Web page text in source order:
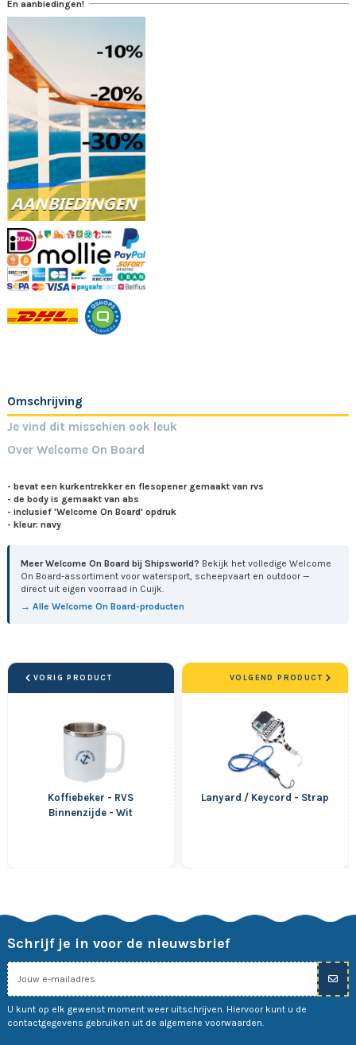
En aanbiedingen!
Omschrijving
Je vind dit misschien ook leuk
Over Welcome On Board
- bevat een kurkentrekker en flesopener gemaakt van rvs
- de body is gemaakt van abs
- inclusief 'Welcome On Board' opdruk
- kleur: navy
Meer Welcome On Board bij Shipsworld? Bekijk het volledige Welcome
On Board-assortiment voor watersport, scheepvaart en outdoor —
direct uit eigen voorraad in Cuijk.
→ Alle Welcome On Board-producten
VORIG PRODUCT
Koffiebeker - RVS
Binnenzijde - Wit
Lanyard / Keycord - Strap
VOLGEND PRODUCT
Schrijf je in voor de nieuwsbrief
U kunt op elk gewenst moment weer uitschrijven. Hiervoor kunt u de
contactgegevens gebruiken uit de algemene voorwaarden.